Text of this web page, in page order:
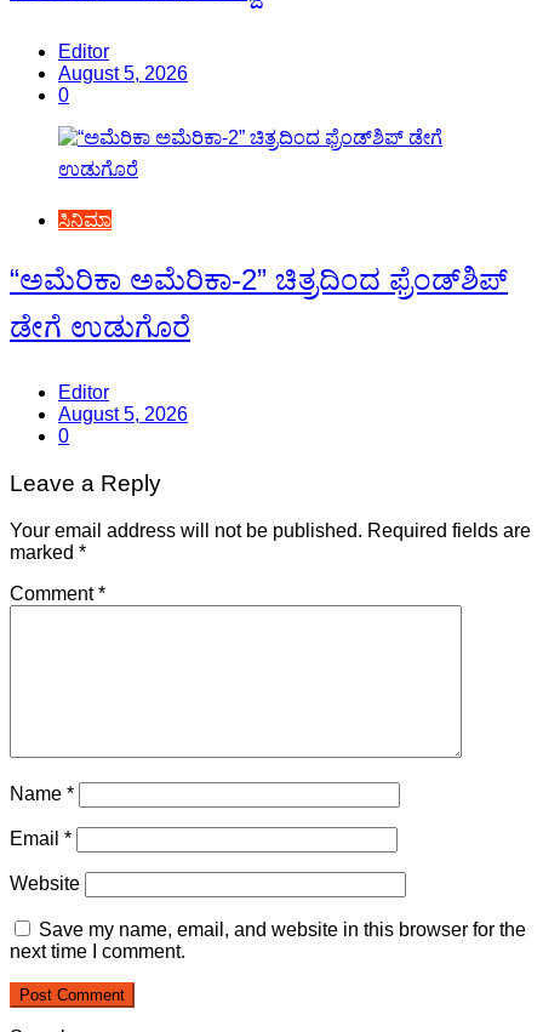
Editor
August 5, 2026
0
ಸಿನಿಮಾ
“ಅಮೆರಿಕಾ ಅಮೆರಿಕಾ-2” ಚಿತ್ರದಿಂದ ಫ್ರೆಂಡ್‍ಶಿಪ್
ಡೇಗೆ ಉಡುಗೊರೆ
Editor
August 5, 2026
0
Leave a Reply
Your email address will not be published. Required fields are
marked *
Comment*
Name *
Email *
Website
Save my name, email, and website in this browser for the
next time I comment.